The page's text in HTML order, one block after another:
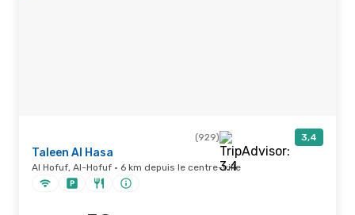
(929) 3,4
Taleen Al Hasa
Al Hofuf, Al-Hofuf · 6 km depuis le centre-ville